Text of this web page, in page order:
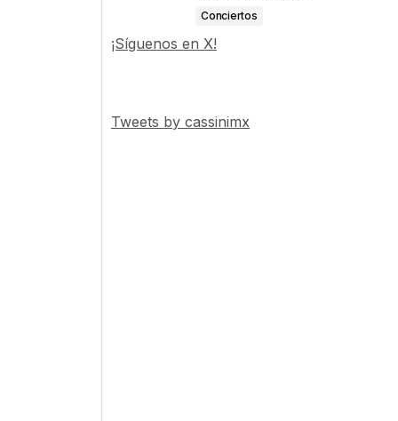
Conciertos
¡Síguenos en X!
Tweets by cassinimx